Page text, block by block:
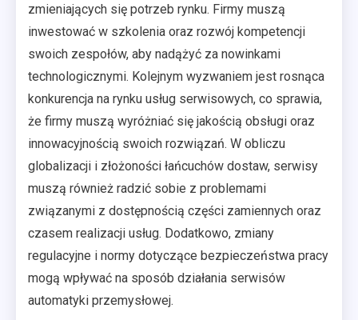
zmieniających się potrzeb rynku. Firmy muszą
inwestować w szkolenia oraz rozwój kompetencji
swoich zespołów, aby nadążyć za nowinkami
technologicznymi. Kolejnym wyzwaniem jest rosnąca
konkurencja na rynku usług serwisowych, co sprawia,
że firmy muszą wyróżniać się jakością obsługi oraz
innowacyjnością swoich rozwiązań. W obliczu
globalizacji i złożoności łańcuchów dostaw, serwisy
muszą również radzić sobie z problemami
związanymi z dostępnością części zamiennych oraz
czasem realizacji usług. Dodatkowo, zmiany
regulacyjne i normy dotyczące bezpieczeństwa pracy
mogą wpływać na sposób działania serwisów
automatyki przemysłowej.